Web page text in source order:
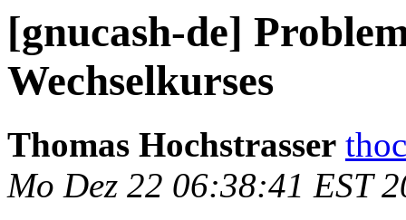
[gnucash-de]
Wechselkurses
Thomas Hochstrasser
Mo Dez 22 06:38:41 EST